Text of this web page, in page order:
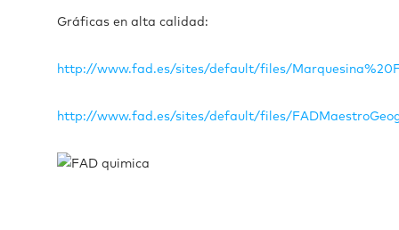
Gráficas en alta calidad:
http://www.fad.es/sites/default/files/
http://www.fad.es/sites/default/files/